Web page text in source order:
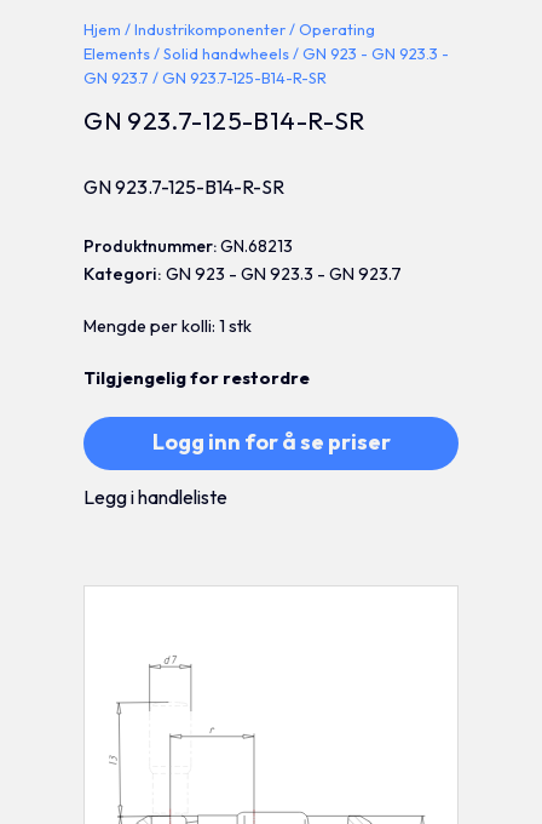
Hjem /Industrikomponenter/Operating
Elements/Solid handwheels/GN 923 - GN 923.3 -
GN 923.7 / GN 923.7-125-B14-R-SR
GN 923.7-125-B14-R-SR
GN 923.7-125-B14-R-SR
Produktnummer:GN.68213
Kategori:GN 923 - GN 923.3 - GN 923.7
Mengde per kolli: 1 stk
Tilgjengelig for restordre
Logg inn for å se priser
Legg i handleliste